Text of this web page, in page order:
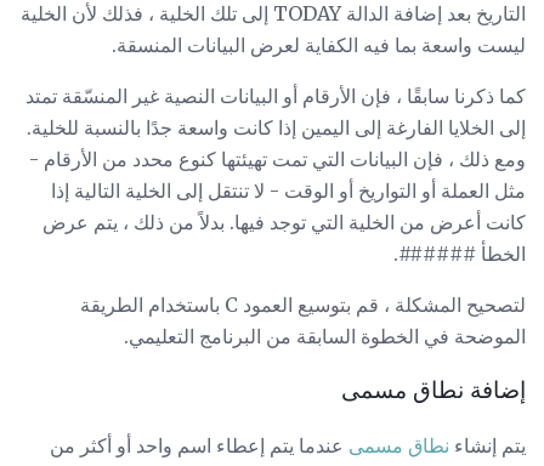
التاريخ بعد إضافة الدالة TODAY إلى تلك الخلية ، فذلك لأن الخلية
ليست واسعة بما فيه الكفاية لعرض البيانات المنسقة.
كما ذكرنا سابقًا ، فإن الأرقام أو البيانات النصية غير المنسّقة تمتد
إلى الخلايا الفارغة إلى اليمين إذا كانت واسعة جدًا بالنسبة للخلية.
ومع ذلك ، فإن البيانات التي تمت تهيئتها كنوع محدد من الأرقام -
مثل العملة أو التواريخ أو الوقت - لا تنتقل إلى الخلية التالية إذا
كانت أعرض من الخلية التي توجد فيها. بدلاً من ذلك ، يتم عرض
الخطأ ######.
لتصحيح المشكلة ، قم بتوسيع العمود C باستخدام الطريقة
الموضحة في الخطوة السابقة من البرنامج التعليمي.
إضافة نطاق مسمى
يتم إنشاء نطاق مسمى عندما يتم إعطاء اسم واحد أو أكثر من